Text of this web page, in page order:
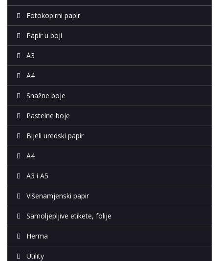
Fotokopirni papir
Papir u boji
A3
A4
Snažne boje
Pastelne boje
Bijeli uredski papir
A4
A3 i A5
Višenamjenski papir
Samoljepljive etikete, folije
Herma
Utility